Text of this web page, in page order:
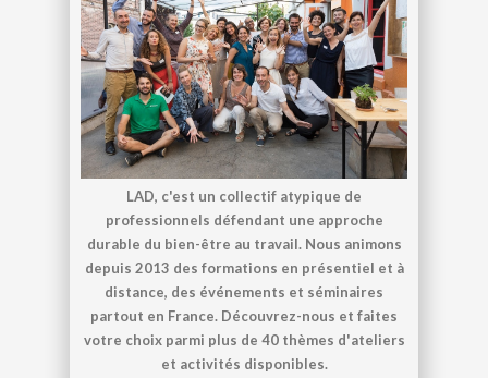
LAD, c'est un collectif atypique de
professionnels défendant une approche
durable du bien-être au travail. Nous animons
depuis 2013 des formations en présentiel et à
distance, des événements et séminaires
partout en France. Découvrez-nous et faites
votre choix parmi plus de 40 thèmes d'ateliers
et activités disponibles.